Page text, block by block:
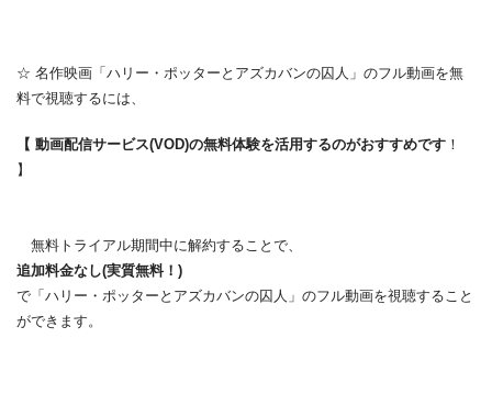
☆ 名作映画「ハリー・ポッターとアズカバンの囚人」のフル動画を無
料で視聴するには、
【 動画配信サービス(VOD)の無料体験を活用するのがおすすめです ！
】
無料トライアル期間中に解約することで、
追加料金なし(実質無料！)
で「ハリー・ポッターとアズカバンの囚人」のフル動画を視聴すること
ができます。